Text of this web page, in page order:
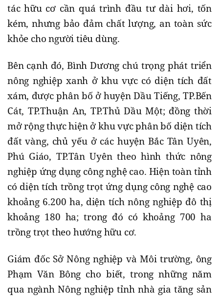
tác hữu cơ cần quá trình đầu tư dài hơi, tốn
kém, nhưng bảo đảm chất lượng, an toàn sức
khỏe cho người tiêu dùng.
Bên cạnh đó, Bình Dương chú trọng phát triển
nông nghiệp xanh ở khu vực có diện tích đất
xám, được phân bố ở huyện Dầu Tiếng, TP.Bến
Cát, TP.Thuận An, TP.Thủ Dầu Một; đồng thời
mở rộng thực hiện ở khu vực phân bố diện tích
đất vàng, chủ yếu ở các huyện Bắc Tân Uyên,
Phú Giáo, TP.Tân Uyên theo hình thức nông
nghiệp ứng dụng công nghệ cao. Hiện toàn tỉnh
có diện tích trồng trọt ứng dụng công nghệ cao
khoảng 6.200 ha, diện tích nông nghiệp đô thị
khoảng 180 ha; trong đó có khoảng 700 ha
trồng trọt theo hướng hữu cơ.
Giám đốc Sở Nông nghiệp và Môi trường, ông
Phạm Văn Bông cho biết, trong những năm
qua ngành Nông nghiệp tỉnh nhà gia tăng sản